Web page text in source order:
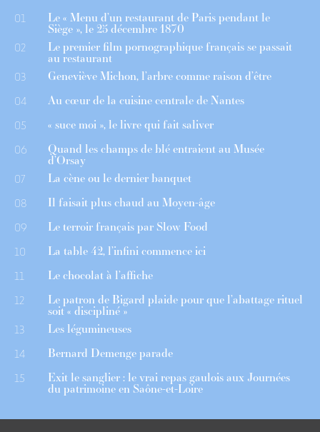
01 Le « Menu d’un restaurant de Paris pendant le
Siège », le 25 décembre 1870
02 Le premier film pornographique français se passait
au restaurant
03 Geneviève Michon, l’arbre comme raison d’être
04 Au cœur de la cuisine centrale de Nantes
05 « suce moi », le livre qui fait saliver
06 Quand les champs de blé entraient au Musée
d’Orsay
07 La cène ou le dernier banquet
08 Il faisait plus chaud au Moyen-âge
09 Le terroir français par Slow Food
10 La table 42, l’infini commence ici
11 Le chocolat à l’affiche
12 Le patron de Bigard plaide pour que l’abattage rituel
soit « discipliné »
13 Les légumineuses
14 Bernard Demenge parade
15 Exit le sanglier : le vrai repas gaulois aux Journées
du patrimoine en Saône-et-Loire